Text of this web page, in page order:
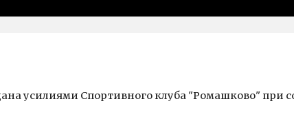
усилиями Спортивного клуба "Ромашково" при